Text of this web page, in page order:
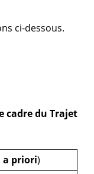
ci-dessous.
cadre du Trajet
a priori)